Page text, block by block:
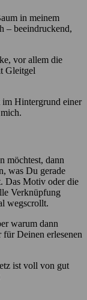
in meinem
– beeindruckend,
vor allem die
Gleitgel
im Hintergrund einer
möchtest, dann
was Du gerade
Das Motiv oder die
Verknüpfung
wegscrollt.
warum dann
für Deinen erlesenen
ist voll von gut